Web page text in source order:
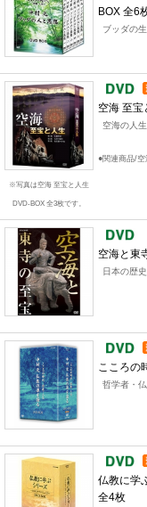
BOX 全6
ブッダの
※写真は空海 至宝と人生
DVD-BOX 全3枚です。
空海 至
空海の人
●関連商品/
空海と東
日本の歴
こころの
哲学者・
仏教に学
全4枚